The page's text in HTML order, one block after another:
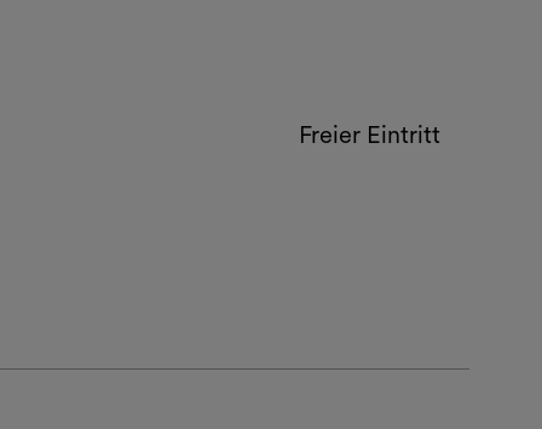
Freier Eintritt